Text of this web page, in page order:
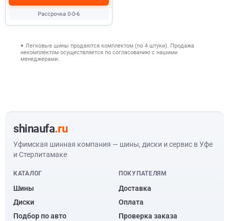
Рассрочка 0-0-6
Легковые шины продаются комплектом (по 4 штуки). Продажа
некомплектом осуществляется по согласованию с нашими
менеджерами.
shinaufa.ru
Уфимская шинная компания — шины, диски и сервис в Уфе
и Стерлитамаке
КАТАЛОГ
Шины
Диски
Подбор по авто
ПОКУПАТЕЛЯМ
Доставка
Оплата
Проверка заказа